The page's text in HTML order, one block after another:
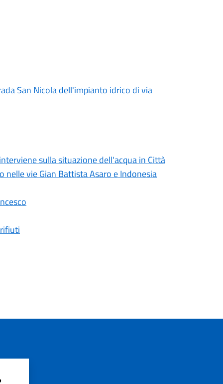
San Nicola dell'impianto idrico di via
sulla situazione dell'acqua in Città
vie Gian Battista Asaro e Indonesia